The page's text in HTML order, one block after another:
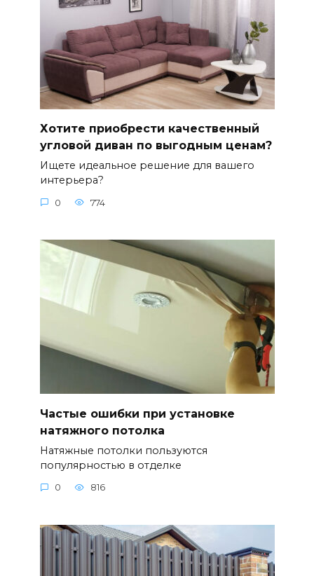
Хотите приобрести качественный
угловой диван по выгодным ценам?
Ищете идеальное решение для вашего
интерьера?
0 774
Частые ошибки при установке
натяжного потолка
Натяжные потолки пользуются
популярностью в отделке
0 816